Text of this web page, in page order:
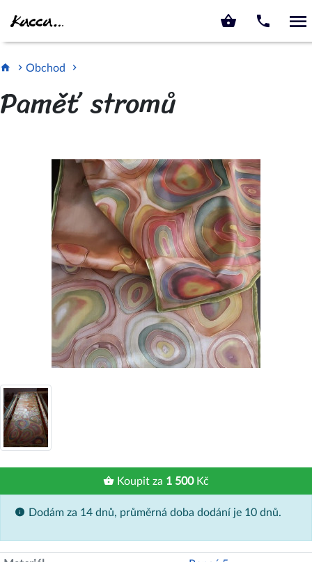
Obchod
Paměť stromů
Koupit za 1 500Kč
Dodám za 14 dnů, průměrná doba dodání je 10 dnů.